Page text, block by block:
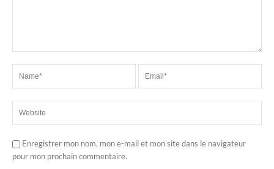
Enregistrer mon nom, mon e-mail et mon site dans le navigateur
pour mon prochain commentaire.